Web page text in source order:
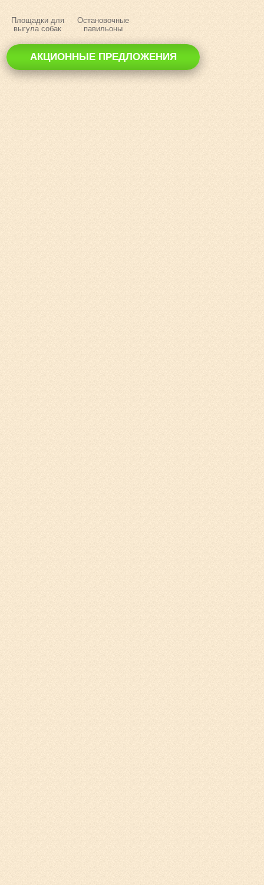
Площадки для
выгула собак
Остановочные
павильоны
АКЦИОННЫЕ ПРЕДЛОЖЕНИЯ